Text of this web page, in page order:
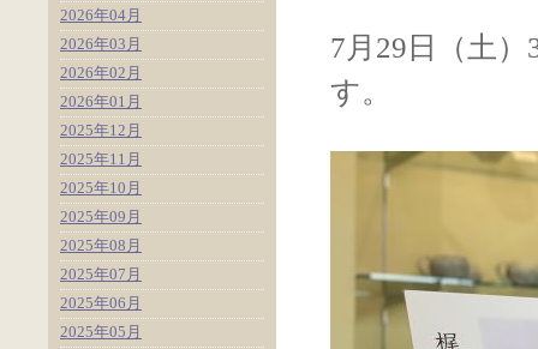
7月29日（土
す。
2026年04月
2026年03月
2026年02月
2026年01月
2025年12月
2025年11月
2025年10月
2025年09月
2025年08月
2025年07月
2025年06月
2025年05月